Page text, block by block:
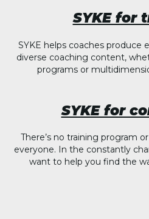
SYKE for
SYKE helps coaches produce
diverse coaching content,
programs or
SYKE for
There’s no training program
everyone. In the constantly
want to help you find the